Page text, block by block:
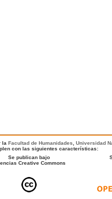
la Facultad de Humanidades,Universidad
con las siguientes características:
Se publican bajo
Creative Commons